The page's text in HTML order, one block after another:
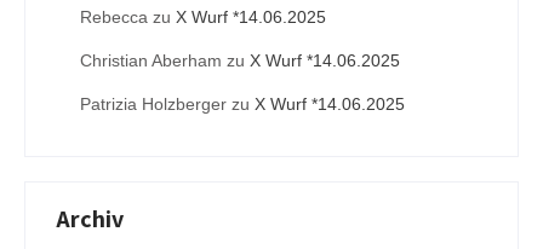
Rebecca zu X Wurf *14.06.2025
Christian Aberham zu X Wurf *14.06.2025
Patrizia Holzberger zu X Wurf *14.06.2025
Archiv